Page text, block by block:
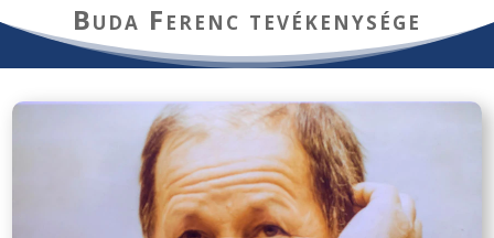
Buda Ferenc tevékenysége